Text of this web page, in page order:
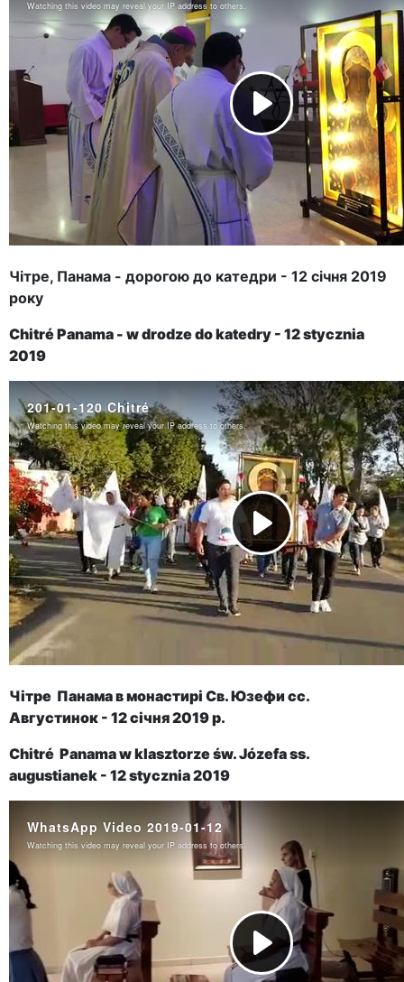
Чітре, Панама - дорогою до катедри - 12 січня 2019
року
Chitré Panama - w drodze do katedry - 12 stycznia
2019
Чітре Панама в монастирі Св. Юзефи сс.
Августинок - 12 січня 2019 р.
Chitré Panama w klasztorze św. Józefa ss.
augustianek - 12 stycznia 2019